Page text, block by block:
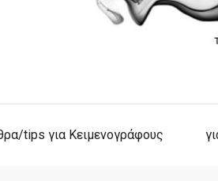
tips για Κειμενογράφους